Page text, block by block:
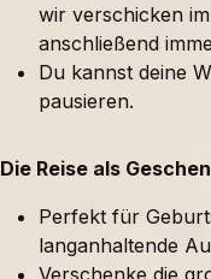
wir verschicken
anschließend
Du kannst deine
pausieren.
Die Reise als
Perfekt für
langanhaltende
Verschenke die